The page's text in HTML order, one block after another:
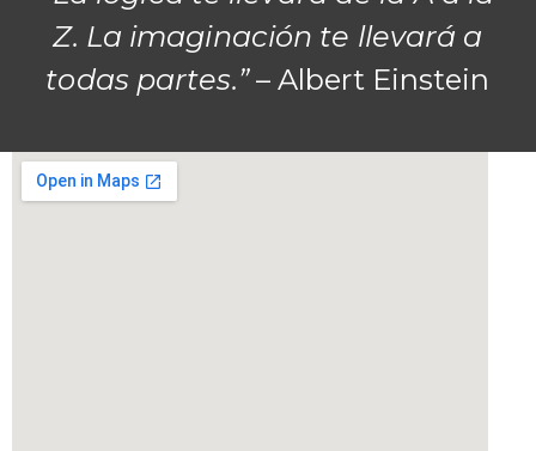
Z. La imaginación te llevará a
todas partes.”– Albert Einstein